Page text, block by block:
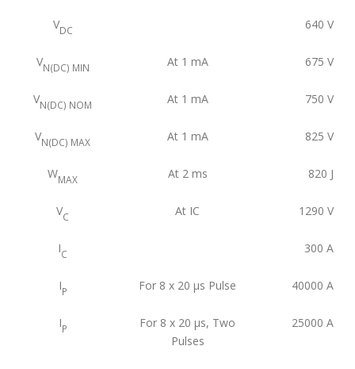
VDC 640 V
VN(DC) MIN At 1 mA 675 V
VN(DC) NOM At 1 mA 750 V
VN(DC) MAX At 1 mA 825 V
WMAX At 2 ms 820 J
VC At IC 1290 V
IC 300 A
IP For 8 x 20 μs Pulse 40000 A
IP
For 8 x 20 μs, Two
Pulses
25000 A